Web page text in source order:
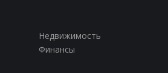
Недвижимость
Финансы